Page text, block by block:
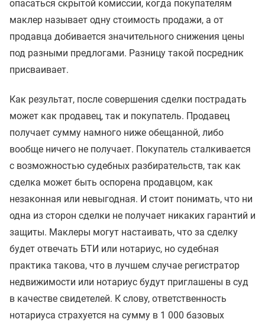
опасаться скрытой комиссии, когда покупателям
маклер называет одну стоимость продажи, а от
продавца добивается значительного снижения цены
под разными предлогами. Разницу такой посредник
присваивает.
Как результат, после совершения сделки пострадать
может как продавец, так и покупатель. Продавец
получает сумму намного ниже обещанной, либо
вообще ничего не получает. Покупатель сталкивается
с возможностью судебных разбирательств, так как
сделка может быть оспорена продавцом, как
незаконная или невыгодная. И стоит понимать, что ни
одна из сторон сделки не получает никаких гарантий и
защиты. Маклеры могут настаивать, что за сделку
будет отвечать БТИ или нотариус, но судебная
практика такова, что в лучшем случае регистратор
недвижимости или нотариус будут приглашены в суд
в качестве свидетелей. К слову, ответственность
нотариуса страхуется на сумму в 1 000 базовых